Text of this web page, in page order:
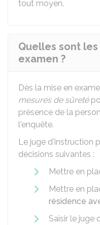
tout moyen.
Quelles sont
examen ?
Dès la mise en
mesures de sûreté
présence de la
l'enquête.
Le juge d'instruction
décisions suivantes :
Mettre en
Mettre en
résidence
Saisir le juge